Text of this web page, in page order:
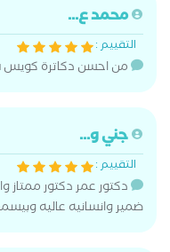
محمد ع...
التقييم :
من احسن دكاترة
جني و...
التقييم :
دكتور عمر دكتور ممتاز
ضمير وانسانيه عاليه